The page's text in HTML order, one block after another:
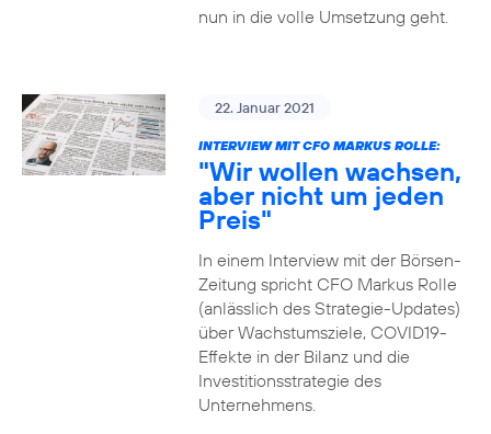
nun in die volle Umsetzung geht.
22. Januar 2021
INTERVIEW MIT CFO MARKUS ROLLE:
"Wir wollen wachsen,
aber nicht um jeden
Preis"
In einem Interview mit der Börsen-
Zeitung spricht CFO Markus Rolle
(anlässlich des Strategie-Updates)
über Wachstumsziele, COVID19-
Effekte in der Bilanz und die
Investitionsstrategie des
Unternehmens.